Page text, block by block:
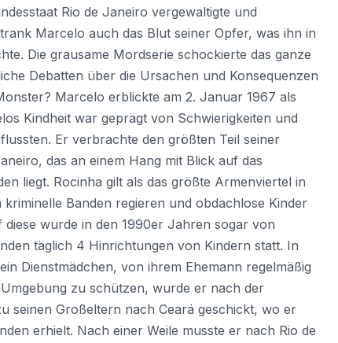
Rio de Janeiro vergewaltigte und
Marcelo auch das Blut seiner Opfer, was ihn in
Die grausame Mordserie schockierte das ganze
Debatten über die Ursachen und Konsequenzen
Marcelo erblickte am 2. Januar 1967 als
Kindheit war geprägt von Schwierigkeiten und
Er verbrachte den größten Teil seiner
das an einem Hang mit Blick auf das
liegt. Rocinha gilt als das größte Armenviertel in
Banden regieren und obdachlose Kinder
wurde in den 1990er Jahren sogar von
täglich 4 Hinrichtungen von Kindern statt. In
Dienstmädchen, von ihrem Ehemann regelmäßig
zu schützen, wurde er nach der
seinen Großeltern nach Ceará geschickt, wo er
erhielt. Nach einer Weile musste er nach Rio de